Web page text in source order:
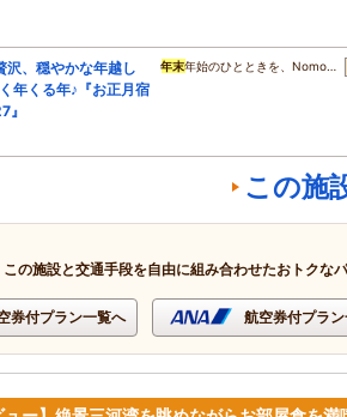
沢、穏やかな年越し
年くる年♪『お正月宿
』
年末年始のひとときを、Nomo…
この施
この施設と交通手段を自由に組み合わせたおトクな
券付プラン一覧へ 航空券付プラ